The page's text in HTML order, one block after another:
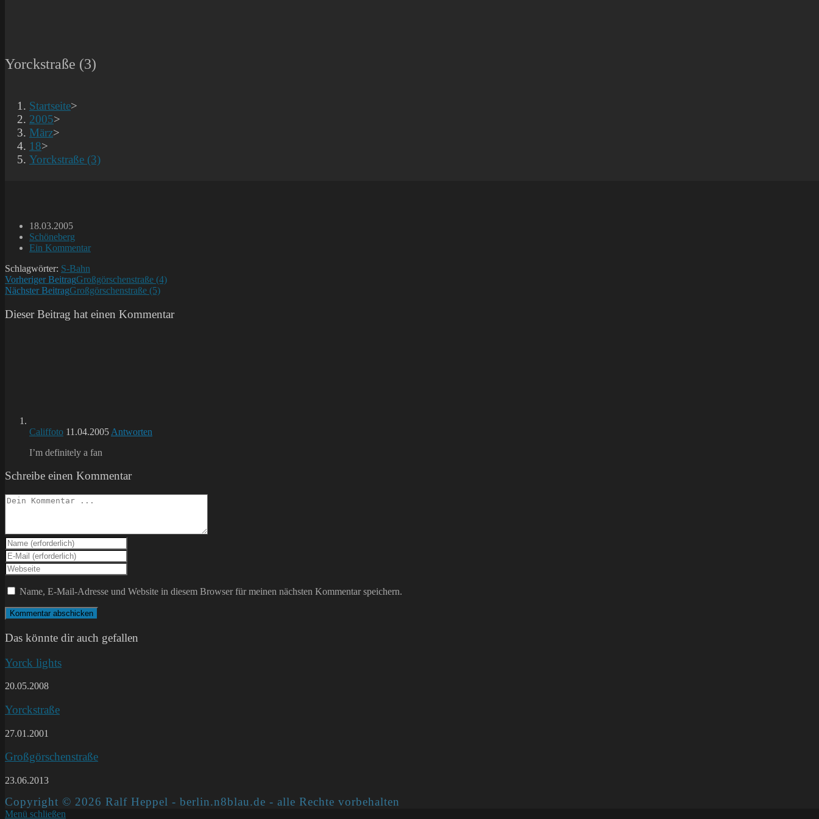
Yorckstraße (3)
Startseite>
2005>
März>
18>
Yorckstraße (3)
Beitrag
veröffentlicht:
18.03.2005
Beitrags-
Kategorie:
Schöneberg
Beitrags-
Ein Kommentar
Schlagwörter: S-Bahn
Weitere
Artikel
ansehen
Vorheriger BeitragGroßgörschenstraße (4)
Nächster BeitragGroßgörschenstraße (5)
Dieser Beitrag hat einen Kommentar
Califfoto 11.04.2005 Antworten
I’m definitely a fan
Schreibe einen Kommentar
Kommentieren
Gib
deinen
Namen
oder
Benutzernamen
zum
Kommentieren
ein
Gib
deine
E-
Mail-
Adresse
zum
Kommentieren
Gib
deine
Website-
ein
(optional)
Name, E-Mail-Adresse und Website in diesem Browser für meinen nächsten Kommentar speichern.
Das könnte dir auch gefallen
Yorck lights
20.05.2008
Yorckstraße
27.01.2001
Großgörschenstraße
23.06.2013
Copyright © 2026 Ralf Heppel - berlin.n8blau.de - alle Rechte vorbehalten
Menü schließen